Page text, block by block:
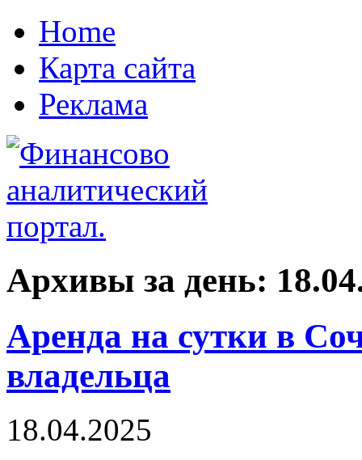
Home
Карта сайта
Реклама
Архивы за день:
Аренда на сутки в
владельца
18.04.2025